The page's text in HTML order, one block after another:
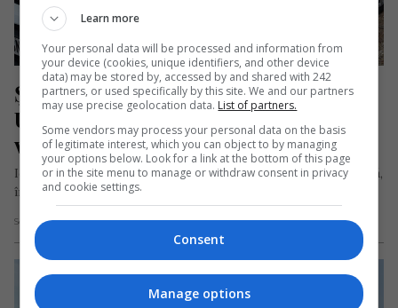
Șofer român de TIR condamnat în
UK pentru trafic de migranți. Ionuț
va sta doi ani la închisoare
Ionuț-Nando Mocanu, un șofer de TIR de naționalitate română,
în vârstă de 32 de ani, a fost prins în Dover…
Scris de Redacția Jurnal de Emigrant- sâmbătă, 8 ianuarie 2022
Learn more
Your personal data will be processed and information from
your device (cookies, unique identifiers, and other device
data) may be stored by, accessed by and shared with 242
partners, or used specifically by this site. We and our partners
may use precise geolocation data. List of partners.
Some vendors may process your personal data on the basis
of legitimate interest, which you can object to by managing
your options below. Look for a link at the bottom of this page
or in the site menu to manage or withdraw consent in privacy
and cookie settings.
Consent
Manage options